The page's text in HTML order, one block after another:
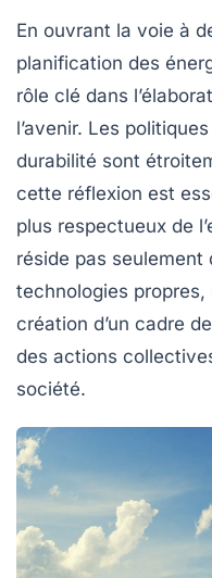
En ouvrant la voie à
planification des
rôle clé dans
l’avenir. Les
durabilité sont
cette réflexion est
plus respectueux de
réside pas
technologies
création d’un cadre
des actions
société.